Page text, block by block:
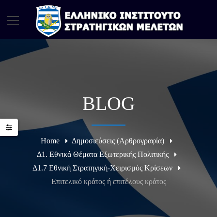
BLOG
Home
Δημοσιεύσεις (Αρθρογραφία)
Δ1. Εθνικά Θέματα Εξωτερικής Πολιτικής
Δ1.7 Εθνική Στρατηγική-Χειρισμός Κρίσεων
Επιτελικό κράτος ή επιτέλους κράτος